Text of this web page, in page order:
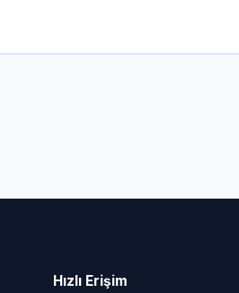
Hızlı Erişim